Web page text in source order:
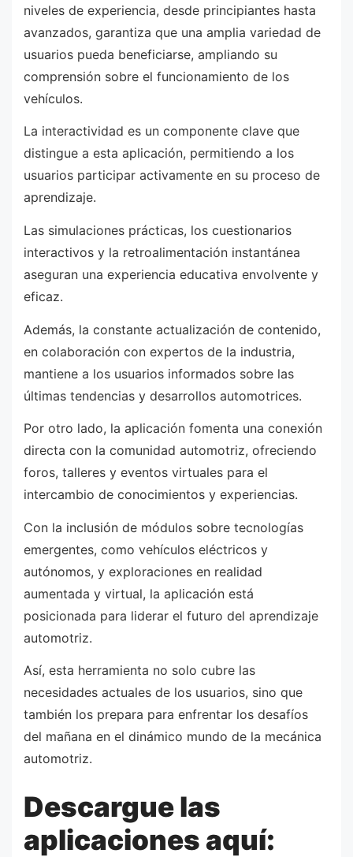
niveles de experiencia, desde principiantes hasta
avanzados, garantiza que una amplia variedad de
usuarios pueda beneficiarse, ampliando su
comprensión sobre el funcionamiento de los
vehículos.
La interactividad es un componente clave que
distingue a esta aplicación, permitiendo a los
usuarios participar activamente en su proceso de
aprendizaje.
Las simulaciones prácticas, los cuestionarios
interactivos y la retroalimentación instantánea
aseguran una experiencia educativa envolvente y
eficaz.
Además, la constante actualización de contenido,
en colaboración con expertos de la industria,
mantiene a los usuarios informados sobre las
últimas tendencias y desarrollos automotrices.
Por otro lado, la aplicación fomenta una conexión
directa con la comunidad automotriz, ofreciendo
foros, talleres y eventos virtuales para el
intercambio de conocimientos y experiencias.
Con la inclusión de módulos sobre tecnologías
emergentes, como vehículos eléctricos y
autónomos, y exploraciones en realidad
aumentada y virtual, la aplicación está
posicionada para liderar el futuro del aprendizaje
automotriz.
Así, esta herramienta no solo cubre las
necesidades actuales de los usuarios, sino que
también los prepara para enfrentar los desafíos
del mañana en el dinámico mundo de la mecánica
automotriz.
Descargue las
aplicaciones aquí: